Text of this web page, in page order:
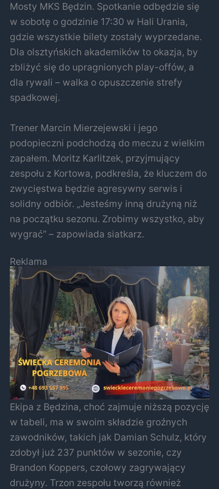
Mosty MKS Będzin. Spotkanie odbędzie się
w sobotę o godzinie 17:30 w Hali Urania,
gdzie wszystkie bilety zostały wyprzedane.
Dla olsztyńskich akademików to okazja, by
zbliżyć się do upragnionych play-offów, a
dla rywali – walka o opuszczenie strefy
spadkowej.
Trener Marcin Mierzejewski i jego
podopieczni podchodzą do meczu z wielkim
zapałem. Moritz Karlitzek, przyjmujący
zespołu z Kortowa, podkreśla, że kluczem do
zwycięstwa będzie agresywny serwis i
solidny odbiór. „Jesteśmy inną drużyną niż
na początku sezonu. Zrobimy wszystko, aby
wygrać” – zapowiada siatkarz.
Reklama
Ekipa z Będzina, choć zajmuje niższą pozycję
w tabeli, ma w swoim składzie groźnych
zawodników, takich jak Damian Schulz, który
zdobył już 237 punktów w sezonie, czy
Brandon Koppers, czołowy zagrywający
drużyny. Trzon zespołu tworzą również